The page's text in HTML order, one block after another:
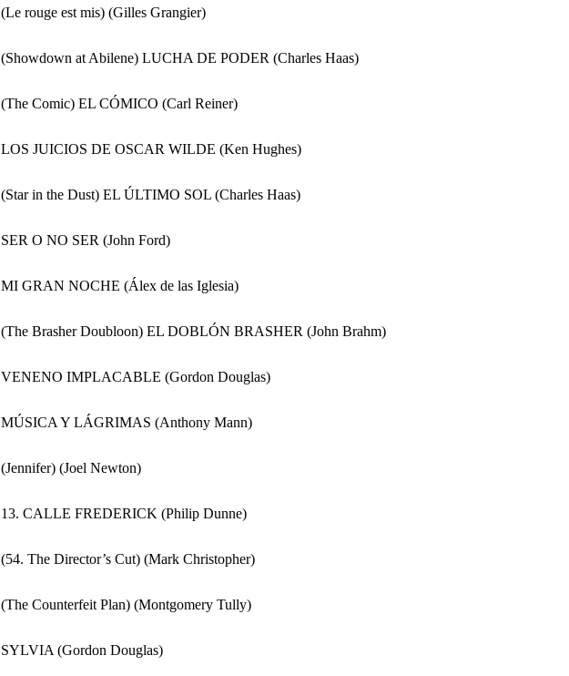
(Le rouge est mis) (Gilles Grangier)
(Showdown at Abilene) LUCHA DE PODER (Charles Haas)
(The Comic) EL CÓMICO (Carl Reiner)
LOS JUICIOS DE OSCAR WILDE (Ken Hughes)
(Star in the Dust) EL ÚLTIMO SOL (Charles Haas)
SER O NO SER (John Ford)
MI GRAN NOCHE (Álex de las Iglesia)
(The Brasher Doubloon) EL DOBLÓN BRASHER (John Brahm)
VENENO IMPLACABLE (Gordon Douglas)
MÚSICA Y LÁGRIMAS (Anthony Mann)
(Jennifer) (Joel Newton)
13. CALLE FREDERICK (Philip Dunne)
(54. The Director’s Cut) (Mark Christopher)
(The Counterfeit Plan) (Montgomery Tully)
SYLVIA (Gordon Douglas)